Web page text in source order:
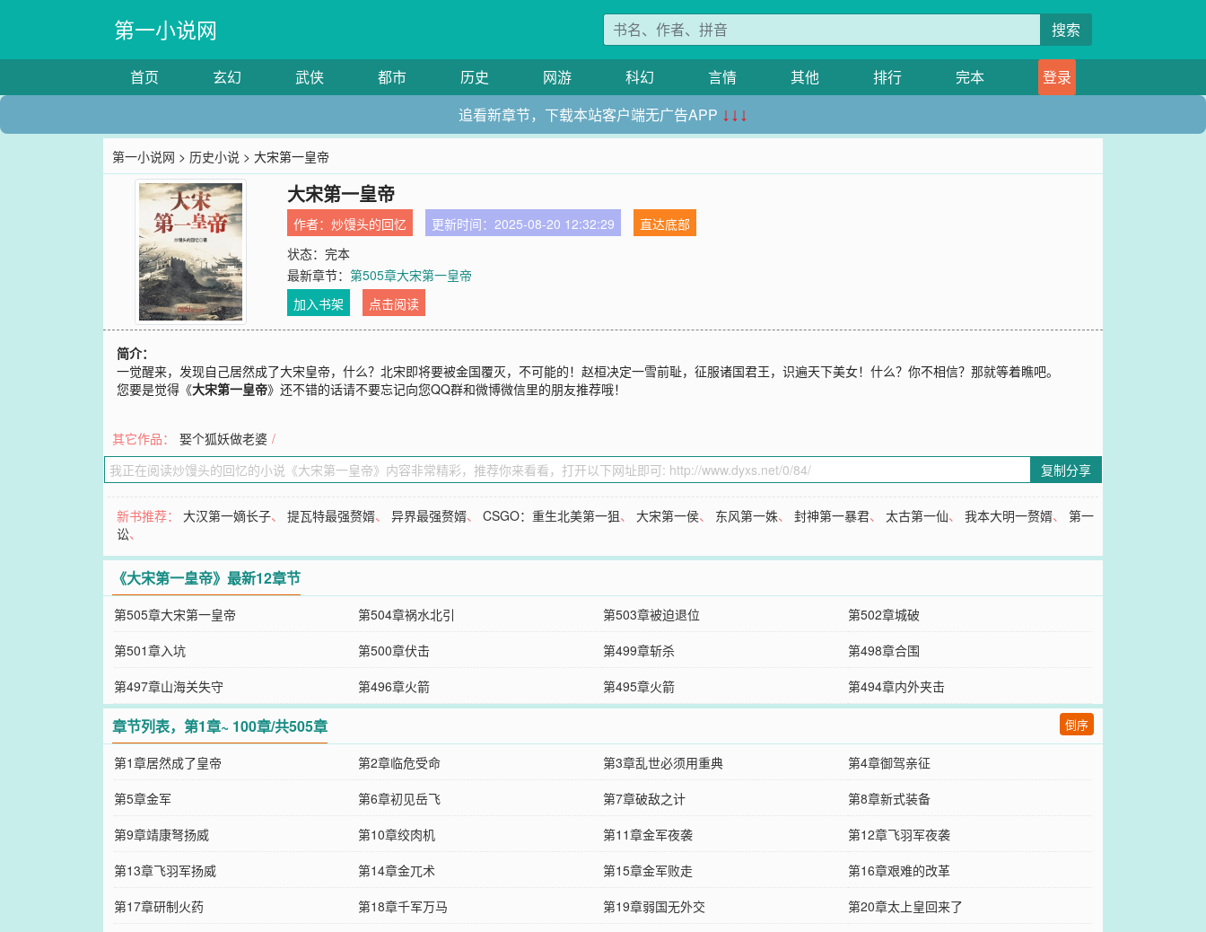
第一小说网 搜索
首页 玄幻 武侠 都市 历史 网游 科幻 言情 其他 排行 完本
登录
追看新章节，下载本站客户端无广告APP ↓↓↓
第一小说网 > 历史小说 > 大宋第一皇帝
大宋第一皇帝
作者：炒馒头的回忆 更新时间：2025-08-20 12:32:29
直达底部
状态：完本
最新章节：第505章大宋第一皇帝
加入书架
点击阅读
简介：
一觉醒来，发现自己居然成了大宋皇帝，什么？北宋即将要被金国覆灭，不可能的！赵桓决定一雪前耻，征服诸国君王，识遍天下美女！什么？你不相信？那就等着瞧吧。
您要是觉得《大宋第一皇帝》还不错的话请不要忘记向您QQ群和微博微信里的朋友推荐哦！
其它作品： 娶个狐妖做老婆 /
复制分享
新书推荐：大汉第一嫡长子、提瓦特最强赘婿、异界最强赘婿、CSGO：重生北美第一狙、大宋第一侯、 东风第一姝、封神第一暴君、太古第一仙、我本大明一赘婿、第一
讼、
《大宋第一皇帝》最新12章节
第505章大宋第一皇帝 第504章祸水北引 第503章被迫退位
第502章城破
第501章入坑
第500章伏击 第499章斩杀
第498章合围
第497章山海关失守
第496章火箭 第495章火箭 第494章内外夹击
章节列表，第1章~ 100章/共505章 倒序
第1章居然成了皇帝 第2章临危受命 第3章乱世必须用重典
第4章御驾亲征
第5章金军
第6章初见岳飞 第7章破敌之计
第8章新式装备
第9章靖康弩扬威
第10章绞肉机 第11章金军夜袭
第12章飞羽军夜袭
第13章飞羽军扬威
第14章金兀术 第15章金军败走
第16章艰难的改革
第17章研制火药
第18章千军万马 第19章弱国无外交
第20章太上皇回来了